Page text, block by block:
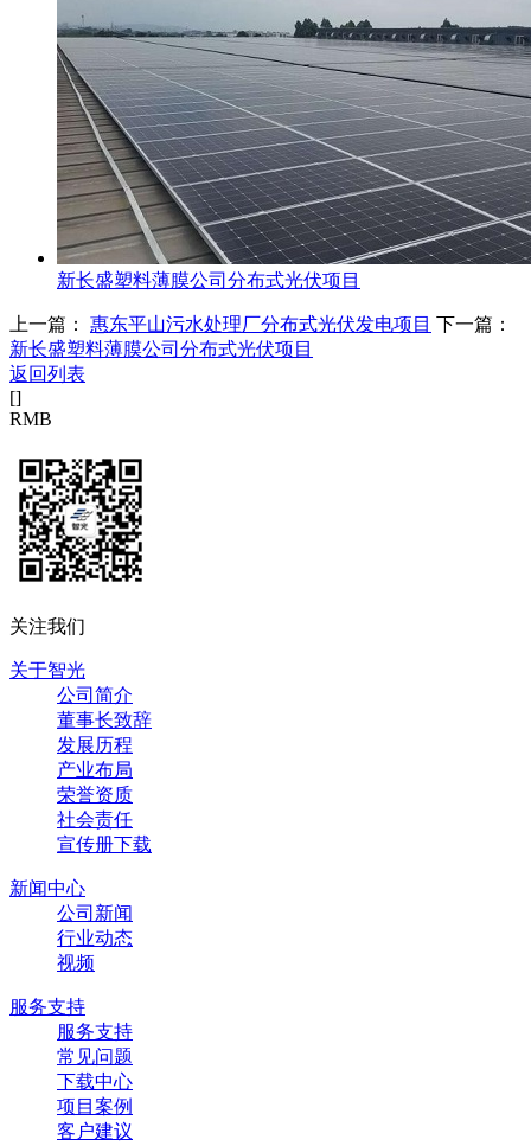
新长盛塑料薄膜公司分布式光伏项目
上一篇： 惠东平山污水处理厂分布式光伏发电项目 下一篇：
新长盛塑料薄膜公司分布式光伏项目
返回列表
[]
RMB
关注我们
关于智光
公司简介
董事长致辞
发展历程
产业布局
荣誉资质
社会责任
宣传册下载
新闻中心
公司新闻
行业动态
视频
服务支持
服务支持
常见问题
下载中心
项目案例
客户建议